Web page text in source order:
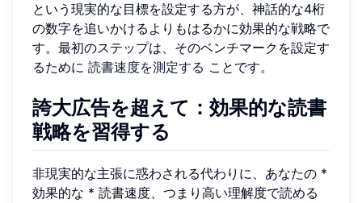
という現実的な目標を設定する方が、神話的な4桁
の数字を追いかけるよりもはるかに効果的な戦略で
す。最初のステップは、そのベンチマークを設定す
るために 読書速度を測定する ことです。
誇大広告を超えて：効果的な読書
戦略を習得する
非現実的な主張に惑わされる代わりに、あなたの *
効果的な * 読書速度、つまり高い理解度で読める